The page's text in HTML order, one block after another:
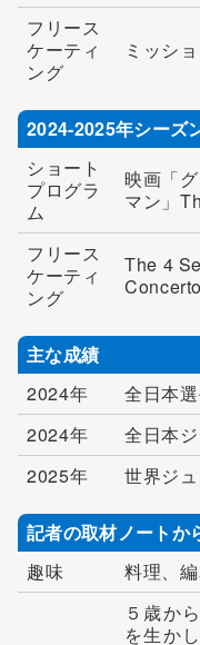
フリース
ケーティ
ング
ミッシ
2024-2025年シーズ
ショート
プログラ
ム
映画「
マン」
フリース
ケーティ
ング
The 4
Concerto
主な成績
2024年
全日本
2024年
全日本
2025年
世界ジ
記者の取材ノートか
趣味
料理、
５歳か
を生か